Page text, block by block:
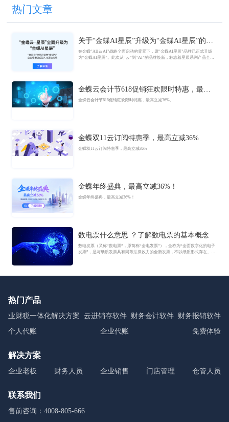
热门文章
关于“金蝶AI星辰”升级为“金蝶AI星辰”的官
方公告
在金蝶“All in AI”战略全面启动的背景下，原“金蝶AI星辰”品牌已正式升级
为“金蝶AI星辰”。此次从“云”到“AI”的品牌焕新，标志着星辰系列产品全面
金蝶云会计节618促销狂欢限时特惠，最高
立减36%
金蝶云会计节618促销狂欢限时特惠，最高立减36%。
金蝶双11云订阅特惠季，最高立减36%
金蝶双11云订阅特惠季，最高立减36%
金蝶年终盛典，最高立减36%！
金蝶年终盛典，最高立减36%！
数电票什么意思 ？了解数电票的基本概念
数电发票（又称“数电票”，原简称“全电发票”），全称为“全面数字化的电子
发票”，是与纸质发票具有同等法律效力的全新发票，不以纸质形式存在、不
热门产品
业财税一体化解决方案 云进销存软件 财务会计软件 财务报销软件
个人代账
企业代账 免费体验
解决方案
企业老板 财务人员 企业销售 门店管理 仓管人员
联系我们
售前咨询：4008-805-666